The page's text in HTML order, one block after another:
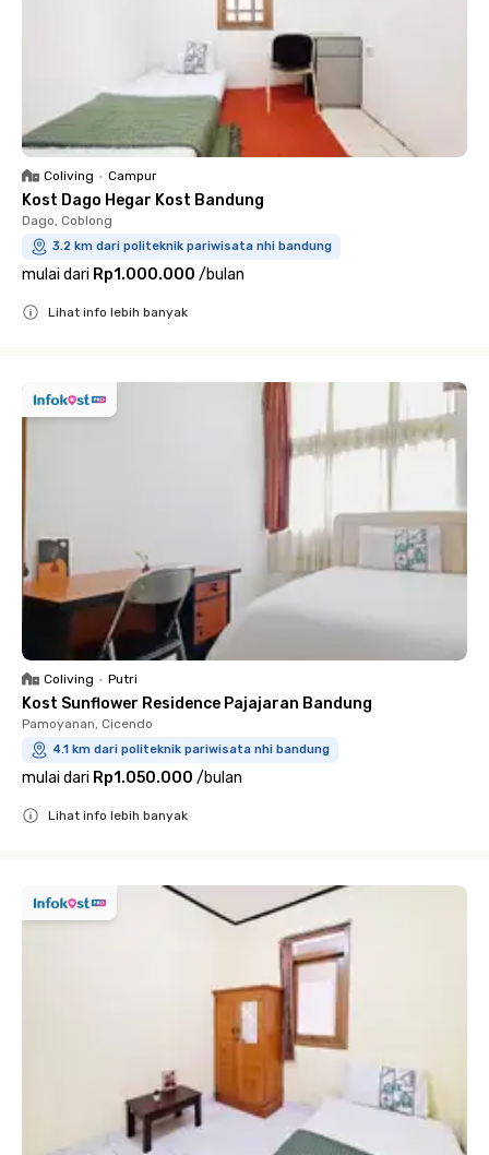
Coliving • Campur
Kost Dago Hegar Kost Bandung
Dago, Coblong
3.2 km dari politeknik pariwisata nhi bandung
mulai dari Rp1.000.000 /bulan
Lihat info lebih banyak
Coliving • Putri
Kost Sunflower Residence Pajajaran Bandung
Pamoyanan, Cicendo
4.1 km dari politeknik pariwisata nhi bandung
mulai dari Rp1.050.000 /bulan
Lihat info lebih banyak